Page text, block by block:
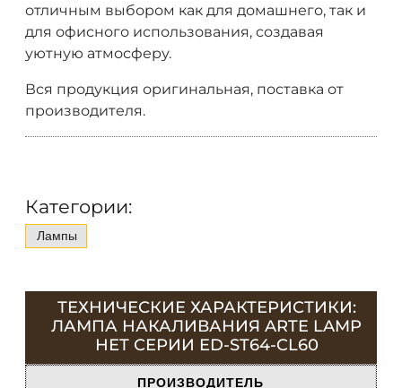
отличным выбором как для домашнего, так и
для офисного использования, создавая
уютную атмосферу.
Вся продукция оригинальная, поставка от
производителя.
Категории:
Лампы
ТЕХНИЧЕСКИЕ ХАРАКТЕРИСТИКИ:
ЛАМПА НАКАЛИВАНИЯ ARTE LAMP
НЕТ СЕРИИ ED-ST64-CL60
ПРОИЗВОДИТЕЛЬ